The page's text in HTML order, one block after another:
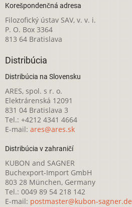
Korešpondenčná adresa
Filozofický ústav SAV, v. v. i.
P. O. Box 3364
813 64 Bratislava
Distribúcia
Distribúcia na Slovensku
ARES, spol. s r. o.
Elektrárenská 12091
831 04 Bratislava 3
Tel.: +4212 4341 4664
E-mail: ares@ares.sk
Distribúcia v zahraničí
KUBON and SAGNER
Buchexport-Import GmbH
803 28 München, Germany
Tel.: 0049 89 54 218 142
E-mail: postmaster@kubon-sagner.de